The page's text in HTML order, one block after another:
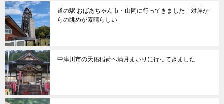
道の駅 おばあちゃん市・山岡に行ってきました 対岸か
らの眺めが素晴らしい
中津川市の天佑稲荷へ満月まいりに行ってきました